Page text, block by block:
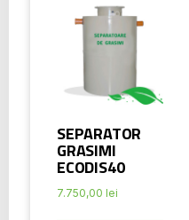
SEPARATOR
GRASIMI
ECODIS40
7.750,00 lei